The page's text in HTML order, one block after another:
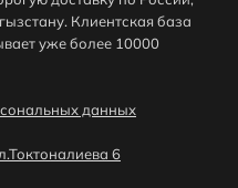
Клиентская база
уже более 10000
данных
6